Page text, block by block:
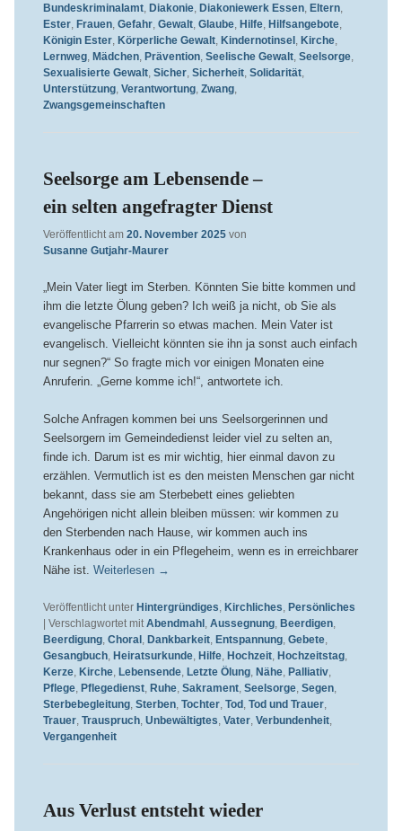
Bundeskriminalamt, Diakonie, Diakoniewerk Essen, Eltern,
Ester, Frauen, Gefahr, Gewalt, Glaube, Hilfe, Hilfsangebote,
Königin Ester, Körperliche Gewalt, Kindernotinsel, Kirche,
Lernweg, Mädchen, Prävention, Seelische Gewalt, Seelsorge,
Sexualisierte Gewalt, Sicher, Sicherheit, Solidarität,
Unterstützung, Verantwortung, Zwang,
Zwangsgemeinschaften
Seelsorge am Lebensende –
ein selten angefragter Dienst
Veröffentlicht am 20. November 2025 von
Susanne Gutjahr-Maurer
„Mein Vater liegt im Sterben. Könnten Sie bitte kommen und
ihm die letzte Ölung geben? Ich weiß ja nicht, ob Sie als
evangelische Pfarrerin so etwas machen. Mein Vater ist
evangelisch. Vielleicht könnten sie ihn ja sonst auch einfach
nur segnen?“ So fragte mich vor einigen Monaten eine
Anruferin. „Gerne komme ich!“, antwortete ich.
Solche Anfragen kommen bei uns Seelsorgerinnen und
Seelsorgern im Gemeindedienst leider viel zu selten an,
finde ich. Darum ist es mir wichtig, hier einmal davon zu
erzählen. Vermutlich ist es den meisten Menschen gar nicht
bekannt, dass sie am Sterbebett eines geliebten
Angehörigen nicht allein bleiben müssen: wir kommen zu
den Sterbenden nach Hause, wir kommen auch ins
Krankenhaus oder in ein Pflegeheim, wenn es in erreichbarer
Nähe ist. Weiterlesen →
Veröffentlicht unter Hintergründiges Kirchliches Persönliches
| Verschlagwortet mit Abendmahl, Aussegnung, Beerdigen,
Beerdigung, Choral, Dankbarkeit, Entspannung, Gebete,
Gesangbuch, Heiratsurkunde, Hilfe, Hochzeit, Hochzeitstag,
Kerze, Kirche, Lebensende, Letzte Ölung, Nähe, Palliativ,
Pflege, Pflegedienst, Ruhe, Sakrament, Seelsorge, Segen,
Sterbebegleitung, Sterben, Tochter, Tod, Tod und Trauer,
Trauer, Trauspruch, Unbewältigtes Vater, Verbundenheit,
Vergangenheit
Aus Verlust entsteht wieder